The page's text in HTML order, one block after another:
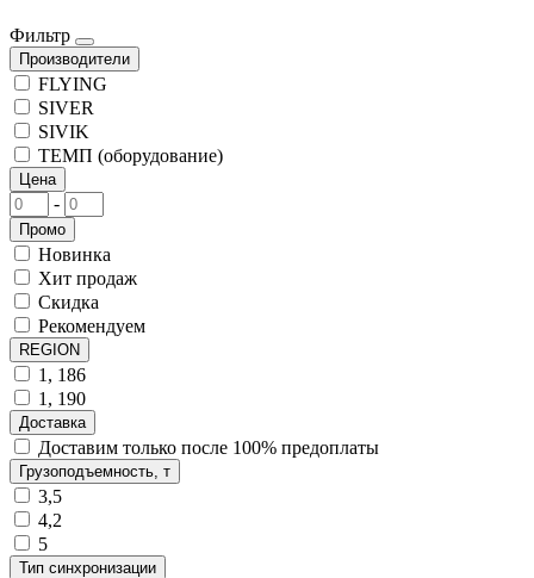
Фильтр
Производители
FLYING
SIVER
SIVIK
ТЕМП (оборудование)
Цена
-
Промо
Новинка
Хит продаж
Скидка
Рекомендуем
REGION
1, 186
1, 190
Доставка
Доставим только после 100% предоплаты
Грузоподъемность, т
3,5
4,2
5
Тип синхронизации